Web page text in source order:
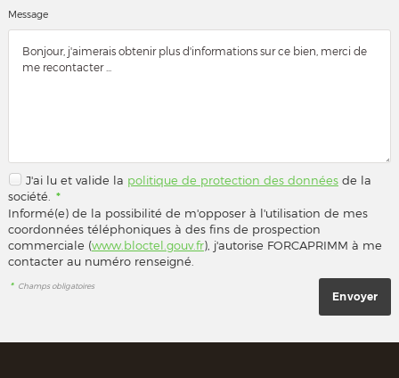
Message
J'ai lu et valide la politique de protection des donnéesde la
société.
*
Informé(e) de la possibilité de m'opposer à l'utilisation de mes
coordonnées téléphoniques à des fins de prospection
commerciale (www.bloctel.gouv.fr), j'autorise FORCAPRIMM à me
contacter au numéro renseigné.
* Champs obligatoires